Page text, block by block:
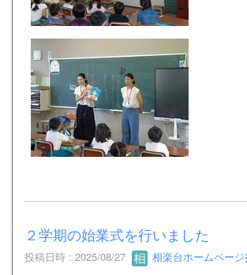
２学期の始業式を行いました
投稿日時 : 2025/08/27 相楽台ホームページ